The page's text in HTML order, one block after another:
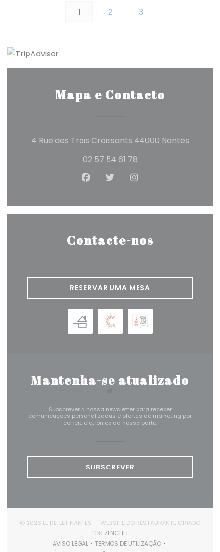
1 2 3
Mapa e Contacto
4 Rue des Trois Croissants 44000 Nantes((abre
02 57 54 61 78
Facebook ((abre numa nova
Twitter ((abre numa
Instagram ((abre
Contacte-nos
RESERVAR UMA MESA
Mantenha-se atualizado
Subscrever a nossa newsletter para receber
comunicações personalizadas e ofertas de marketing por
correio eletrónico da nossa parte.
SUBSCREVER
© 2026 LE REFLET NANTES — WEBSITE DO RESTAURANTE CRIADO
POR ZENCHEF((ABRE NUMA NOVA JANELA))
AVISO LEGAL
((ABRE NUMA NOVA JANELA))
TERMOS DE UTILIZAÇÃO
((ABRE NUMA NOVA JANELA))